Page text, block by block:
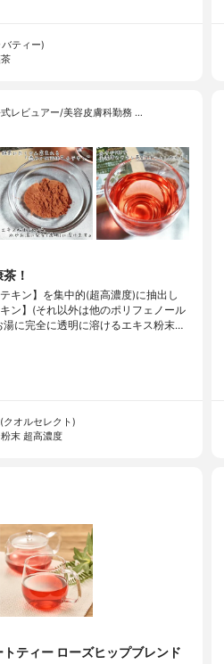
ティー)
レビュアー/美容皮膚科勤務 …
！
キン】を集中的(超高濃度)に抽出し
ン】(それ以外は他のポリフェノール
湯に完全に透明に溶けるエキス粉末…
オルセレクト)
末 超高濃度
ティー ローズヒップブレンド